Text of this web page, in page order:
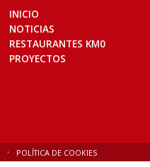
INICIO
NOTICIAS
RESTAURANTES KM0
PROYECTOS
POLÍTICA DE COOKIES